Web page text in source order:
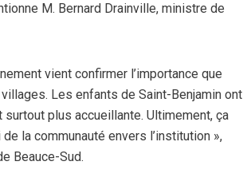
M. Bernard Drainville, ministre de
vient confirmer l’importance que
Les enfants de Saint-Benjamin ont
plus accueillante. Ultimement, ça
la communauté envers l’institution »,
Beauce-Sud.